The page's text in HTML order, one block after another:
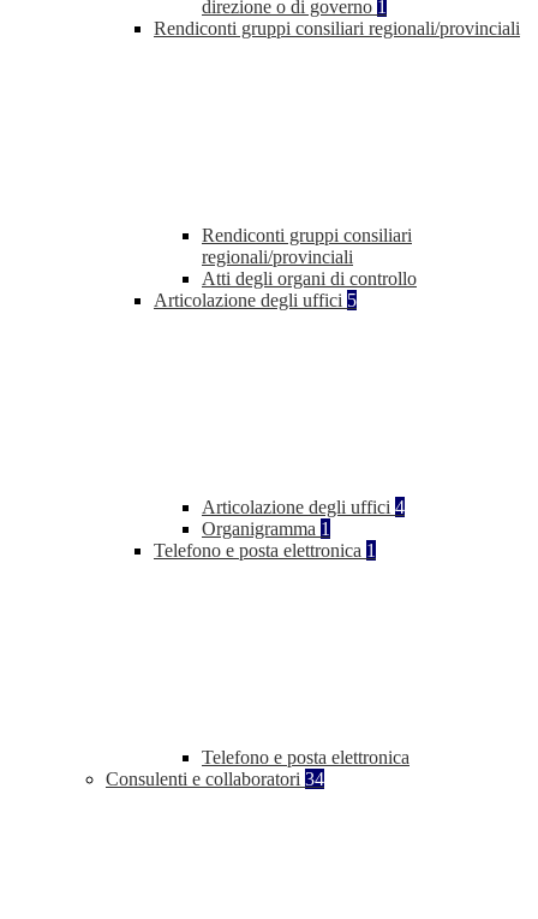
direzione o di governo 1
Rendiconti gruppi consiliari regionali/provinciali
Rendiconti gruppi consiliari
regionali/provinciali
Atti degli organi di controllo
Articolazione degli uffici 5
Articolazione degli uffici 4
Organigramma 1
Telefono e posta elettronica 1
Telefono e posta elettronica
Consulenti e collaboratori 34